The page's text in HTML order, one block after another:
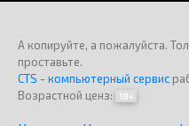
А копируйте, а пожалуйста.
проставьте.
CTS - компьютерный сервис
Возрастной ценз:
18+